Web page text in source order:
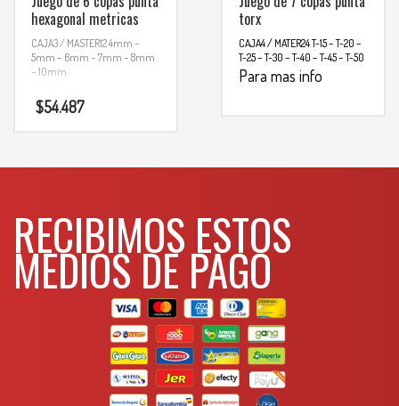
hexagonal metricas
CAJA3 / MASTER124mm –
5mm – 6mm – 7mm – 8mm
– 10mm
$54.487
torx
CAJA4 / MATER24T-15 – T-20 –
T-25 – T-30 – T-40 – T-45 – T-50
Para mas info
RECIBIMOS ESTOS
MEDIOS DE PAGO